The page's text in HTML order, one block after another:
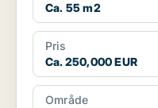
Ca. 55 m2
Pris
Ca. 250,000 EUR
Område